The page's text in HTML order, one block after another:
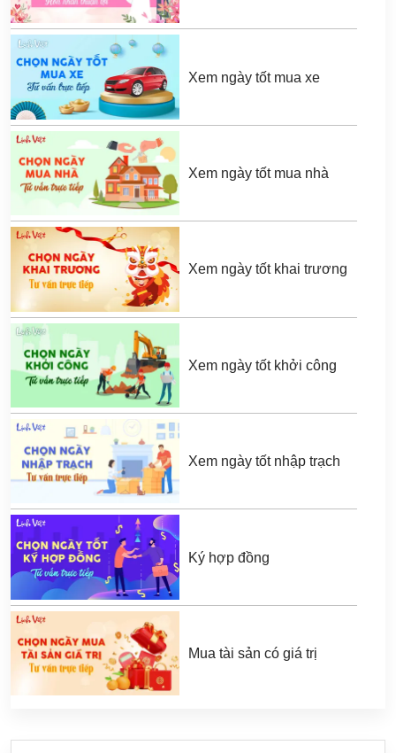
Xem ngày tốt mua xe
Xem ngày tốt mua nhà
Xem ngày tốt khai trương
Xem ngày tốt khởi công
Xem ngày tốt nhập trạch
Ký hợp đồng
Mua tài sản có giá trị